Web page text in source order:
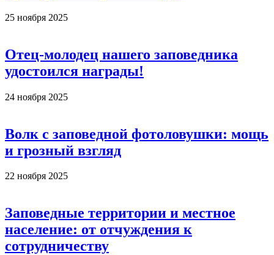
25 ноября 2025
Отец-молодец нашего заповедника
удостоился награды!
24 ноября 2025
Волк с заповедной фотоловушки: мощь
и грозный взгляд
22 ноября 2025
Заповедные территории и местное
население: от отчуждения к
сотрудничеству